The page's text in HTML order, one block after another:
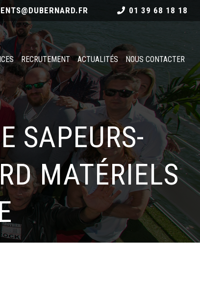
01 39 68 18 18
RECRUTEMENT ACTUALITÉS NOUS CONTACTER
SAPEURS-
MATÉRIELS